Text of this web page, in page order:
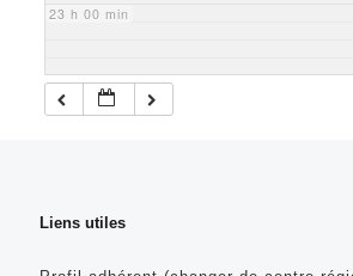
23 h 00 min
Liens utiles